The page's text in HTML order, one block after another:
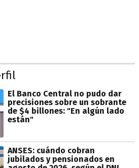
El Banco Central no pudo dar
precisiones sobre un sobrante
de $4 billones: "En algún lado
están"
ANSES: cuándo cobran
jubilados y pensionados en